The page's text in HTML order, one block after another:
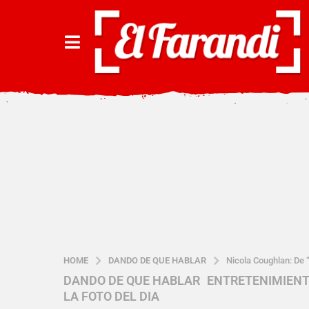
HOME DANDO DE QUE HABLAR Nicola Coughlan: De
2
a
DANDO DE QUE HABLAR ,
LA FOTO DEL DIA